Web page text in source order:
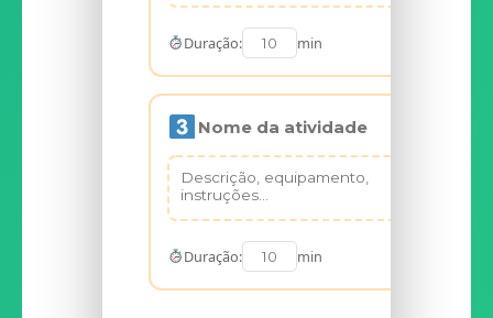
Duração: min
Duração: min